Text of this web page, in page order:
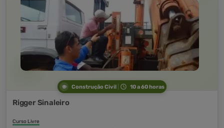
Construção Civil 10 a 60 horas
Rigger Sinaleiro
Curso Livre